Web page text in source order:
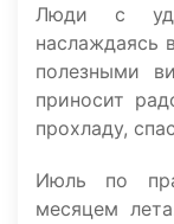
Люди с
наслаждаясь
полезными
приносит
прохладу,
Июль по
месяцем